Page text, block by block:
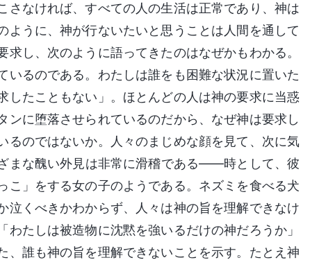
さなければ、すべての人の生活は正常であり、神は
うに、神が行ないたいと思うことは人間を通して
し、次のように語ってきたのはなぜかもわかる。
いるのである。わたしは誰をも困難な状況に置いた
したこともない」。ほとんどの人は神の要求に当惑
に堕落させられているのだから、なぜ神は要求し
のではないか。人々のまじめな顔を見て、次に気
まな醜い外見は非常に滑稽である――時として、彼
こ」をする女の子のようである。ネズミを食べる犬
くべきかわからず、人々は神の旨を理解できなけ
たしは被造物に沈黙を強いるだけの神だろうか」
、誰も神の旨を理解できないことを示す。たとえ神